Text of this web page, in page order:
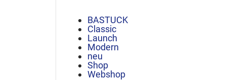
BASTUCK
Classic
Launch
Modern
neu
Shop
Webshop